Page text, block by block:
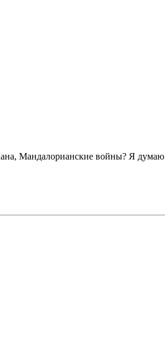
Мандалорианские войны? Я думаю